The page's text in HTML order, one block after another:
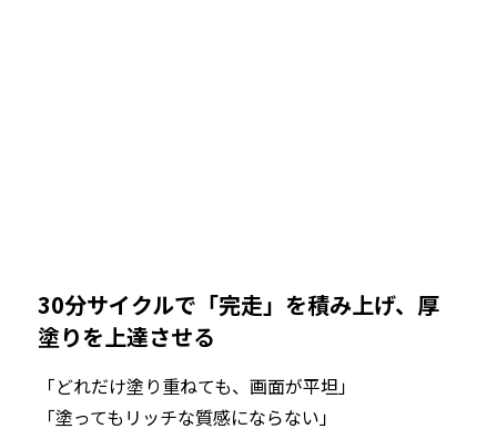
30分サイクルで「完走」を積み上げ、厚
塗りを上達させる
「どれだけ塗り重ねても、画面が平坦」
「塗ってもリッチな質感にならない」